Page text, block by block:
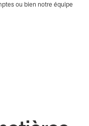
ou bien notre équipe